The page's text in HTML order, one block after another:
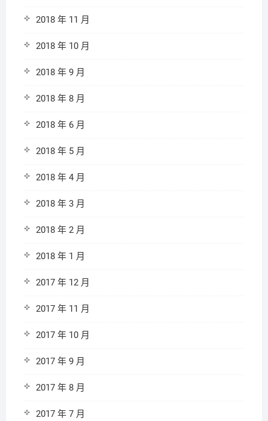
2018 年 11 月
2018 年 10 月
2018 年 9 月
2018 年 8 月
2018 年 6 月
2018 年 5 月
2018 年 4 月
2018 年 3 月
2018 年 2 月
2018 年 1 月
2017 年 12 月
2017 年 11 月
2017 年 10 月
2017 年 9 月
2017 年 8 月
2017 年 7 月